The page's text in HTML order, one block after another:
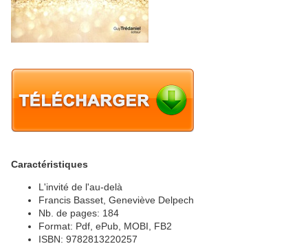
Caractéristiques
L'invité de l'au-delà
Francis Basset, Geneviève Delpech
Nb. de pages: 184
Format: Pdf, ePub, MOBI, FB2
ISBN: 9782813220257